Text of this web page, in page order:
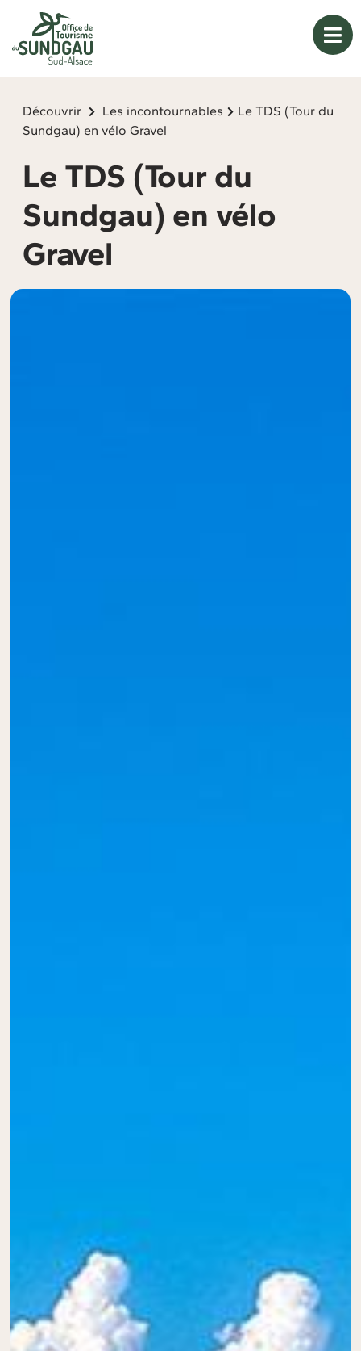
Découvrir Les incontournables
Le TDS (Tour du
Sundgau) en vélo Gravel
Le TDS (Tour du
Sundgau) en vélo
Gravel
Panneau de gestion des cookies